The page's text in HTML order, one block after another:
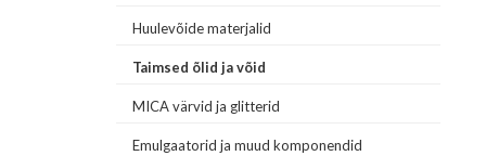
Huulevõide materjalid
Taimsed õlid ja võid
MICA värvid ja glitterid
Emulgaatorid ja muud komponendid